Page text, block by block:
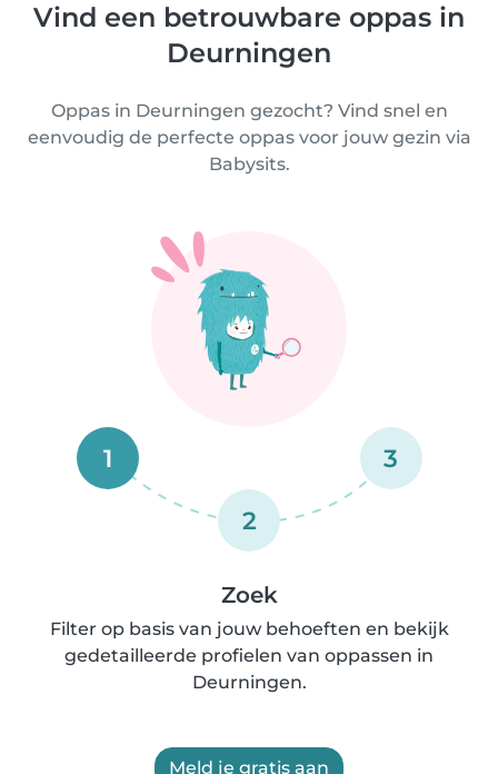
Vind een betrouwbare oppas in
Deurningen
Oppas in Deurningen gezocht? Vind snel en
eenvoudig de perfecte oppas voor jouw gezin via
Babysits.
1
2
3
Zoek
Filter op basis van jouw behoeften en bekijk
gedetailleerde profielen van oppassen in
Deurningen.
Meld je gratis aan